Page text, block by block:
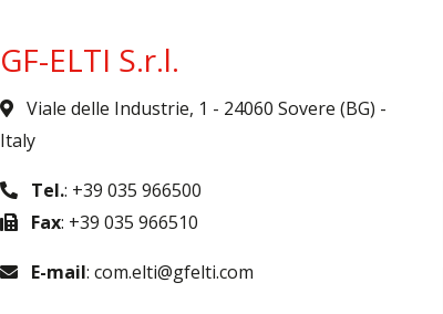
GF-ELTI S.r.l.
Viale delle Industrie, 1 - 24060 Sovere (BG) -
Italy
Tel.: +39 035 966500
Fax: +39 035 966510
E-mail: com.elti@gfelti.com